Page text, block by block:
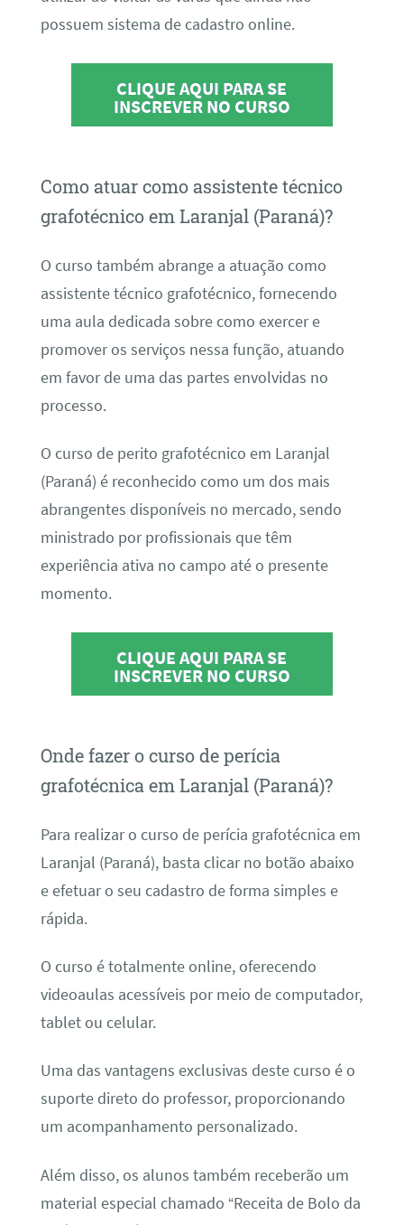
possuem sistema de cadastro online.
CLIQUE AQUI PARA SE
INSCREVER NO CURSO
Como atuar como assistente técnico
grafotécnico em Laranjal (Paraná)?
O curso também abrange a atuação como
assistente técnico grafotécnico, fornecendo
uma aula dedicada sobre como exercer e
promover os serviços nessa função, atuando
em favor de uma das partes envolvidas no
processo.
O curso de perito grafotécnico em Laranjal
(Paraná) é reconhecido como um dos mais
abrangentes disponíveis no mercado, sendo
ministrado por profissionais que têm
experiência ativa no campo até o presente
momento.
CLIQUE AQUI PARA SE
INSCREVER NO CURSO
Onde fazer o curso de perícia
grafotécnica em Laranjal (Paraná)?
Para realizar o curso de perícia grafotécnica em
Laranjal (Paraná), basta clicar no botão abaixo
e efetuar o seu cadastro de forma simples e
rápida.
O curso é totalmente online, oferecendo
videoaulas acessíveis por meio de computador,
tablet ou celular.
Uma das vantagens exclusivas deste curso é o
suporte direto do professor, proporcionando
um acompanhamento personalizado.
Além disso, os alunos também receberão um
material especial chamado “Receita de Bolo da